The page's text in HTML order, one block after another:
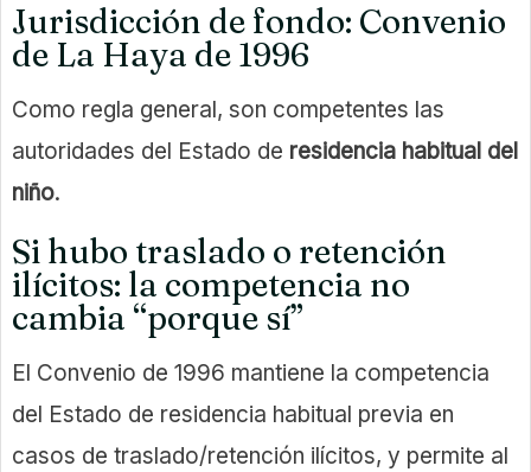
Jurisdicción de fondo: Convenio
de La Haya de 1996
Como regla general, son competentes las
autoridades del Estado de residencia habitual del
niño.
Si hubo traslado o retención
ilícitos: la competencia no
cambia “porque sí”
El Convenio de 1996 mantiene la competencia
del Estado de residencia habitual previa en
casos de traslado/retención ilícitos, y permite al